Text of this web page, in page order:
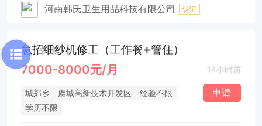
河南韩氏卫生用品科技有限公司 认证
急招细纱机修工（工作餐+管住）
7000-8000元/月 14小时前
城郊乡 虞城高新技术开发区
经验不限
学历不限
申请